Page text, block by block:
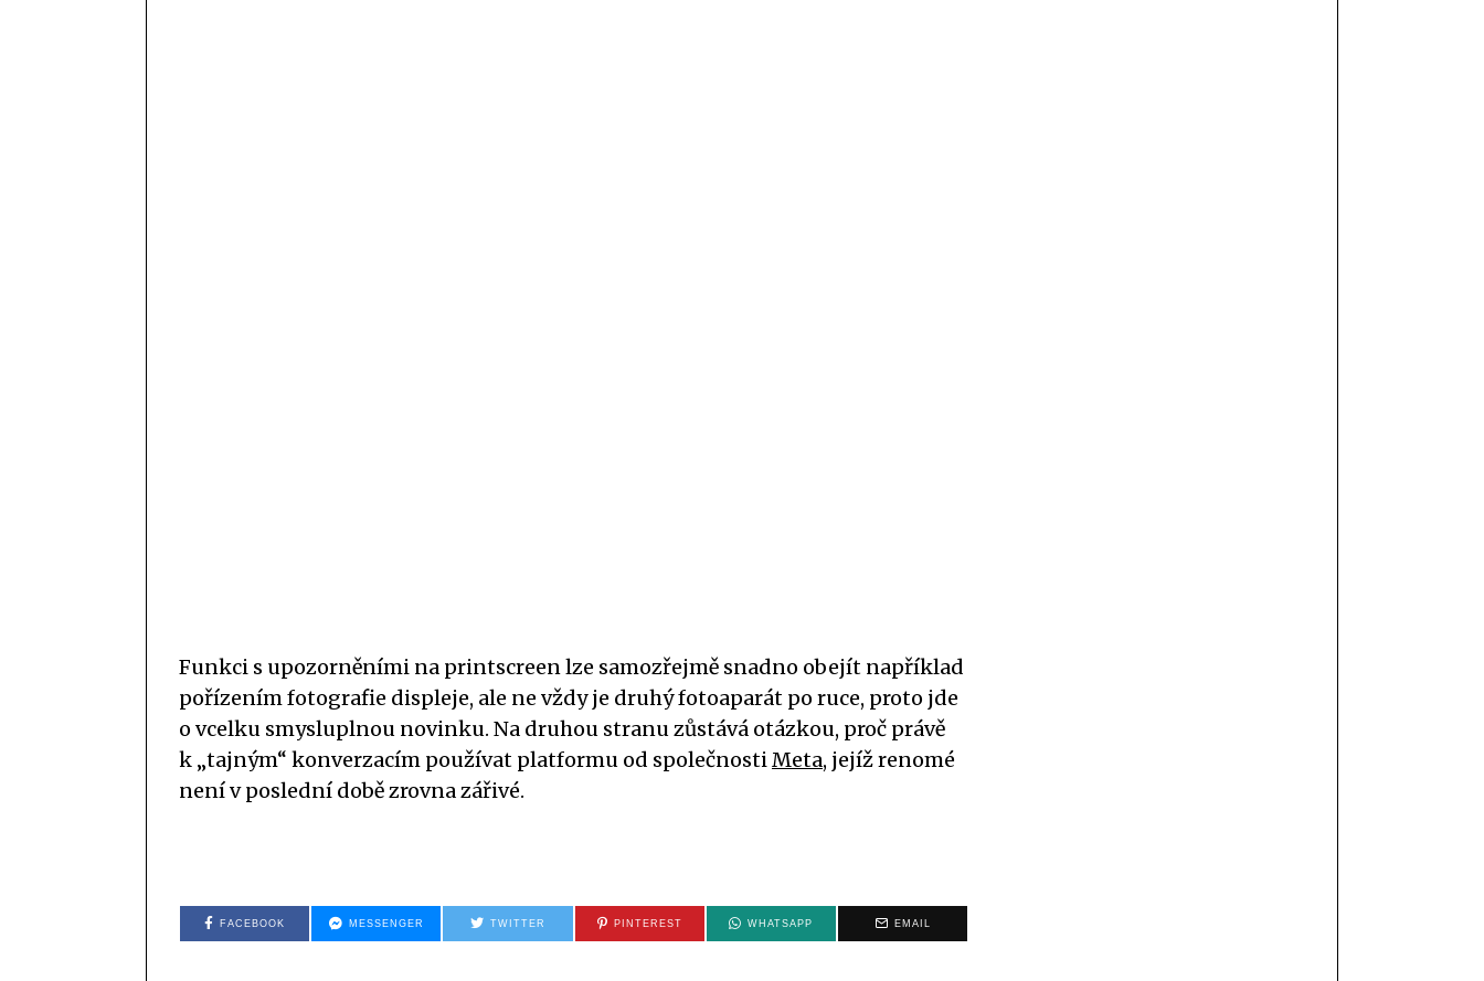
Funkci s upozorněními na printscreen lze samozřejmě snadno obejít například
pořízením fotografie displeje, ale ne vždy je druhý fotoaparát po ruce, proto jde
o vcelku smysluplnou novinku. Na druhou stranu zůstává otázkou, proč právě
k „tajným“ konverzacím používat platformu od společnostiMeta, jejíž renomé
není v poslední době zrovna zářivé.
FACEBOOK MESSENGER TWITTER PINTEREST WHATSAPP EMAIL